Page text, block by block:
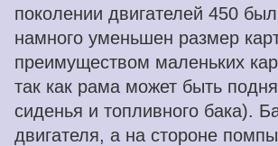
поколении двигателей 450
намного уменьшен размер
преимуществом маленьких
так как рама может быть
сиденья и топливного бака).
двигателя, а на стороне